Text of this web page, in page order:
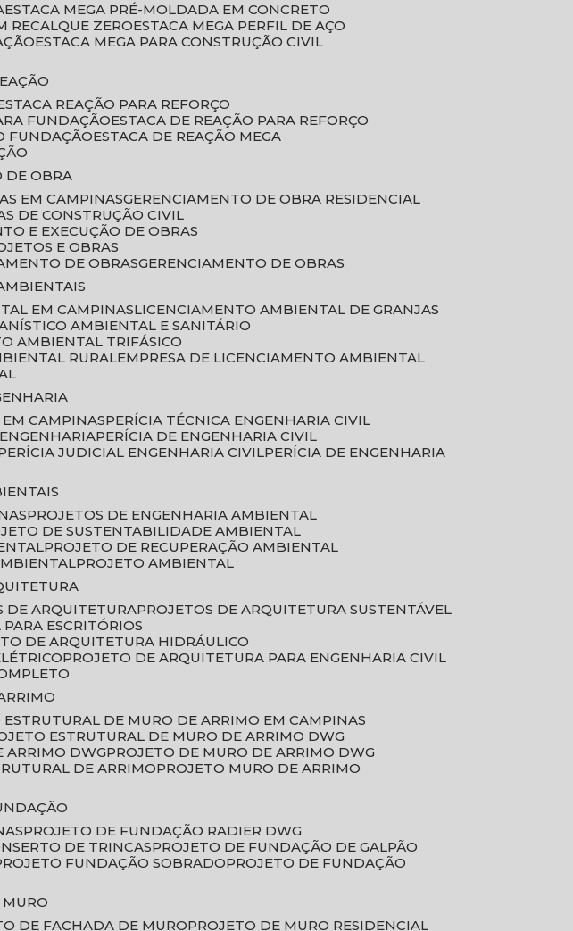
ESTACA MEGA PRÉ-MOLDADA EM CONCRETO
RECALQUE ZERO
ESTACA MEGA PERFIL DE AÇO
ESTACA MEGA PARA CONSTRUÇÃO CIVIL
ESTACA REAÇÃO PARA REFORÇO
FUNDAÇÃO
ESTACA DE REAÇÃO PARA REFORÇO
FUNDAÇÃO
ESTACA DE REAÇÃO MEGA
DE OBRA
EM CAMPINAS
GERENCIAMENTO DE OBRA RESIDENCIAL
DE CONSTRUÇÃO CIVIL
E EXECUÇÃO DE OBRAS
E OBRAS
DE OBRAS
GERENCIAMENTO DE OBRAS
EM CAMPINAS LICENCIAMENTO AMBIENTAL DE GRANJAS
AMBIENTAL E SANITÁRIO
AMBIENTAL TRIFÁSICO
RURAL EMPRESA DE LICENCIAMENTO AMBIENTAL
EM CAMPINAS
PERÍCIA TÉCNICA ENGENHARIA CIVIL
ENGENHARIA
PERÍCIA DE ENGENHARIA CIVIL
PERÍCIA JUDICIAL ENGENHARIA CIVIL
PERÍCIA DE ENGENHARIA
PROJETOS DE ENGENHARIA AMBIENTAL
DE SUSTENTABILIDADE AMBIENTAL
PROJETO DE RECUPERAÇÃO AMBIENTAL
PROJETO AMBIENTAL
DE ARQUITETURA
PROJETOS DE ARQUITETURA SUSTENTÁVEL
ESCRITÓRIOS
DE ARQUITETURA HIDRÁULICO
PROJETO DE ARQUITETURA PARA ENGENHARIA CIVIL
ESTRUTURAL DE MURO DE ARRIMO EM CAMPINAS
ESTRUTURAL DE MURO DE ARRIMO DWG
ARRIMO DWG
PROJETO DE MURO DE ARRIMO DWG
DE ARRIMO
PROJETO MURO DE ARRIMO
PROJETO DE FUNDAÇÃO RADIER DWG
DE TRINCAS
PROJETO DE FUNDAÇÃO DE GALPÃO
PROJETO FUNDAÇÃO SOBRADO
PROJETO DE FUNDAÇÃO
MURO
DE FACHADA DE MURO
PROJETO DE MURO RESIDENCIAL